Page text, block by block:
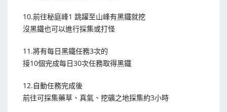
10.前往秘庭峰1 跳躍至山峰有黑鐵就挖
沒黑鐵也可以進行採集或打怪
11.將有每日黑鐵任務3次的
接10個完成每日30次任務取得黑鐵
12.自動任務完成後
前往可採集藥草、真氣、挖礦之地採集約3小時